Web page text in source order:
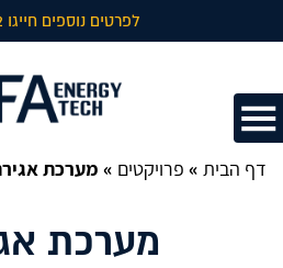
לפרטים נוספים חייגו 04-8121772
דף הבית » פרויקטים » מערכת אגירה
מערכת